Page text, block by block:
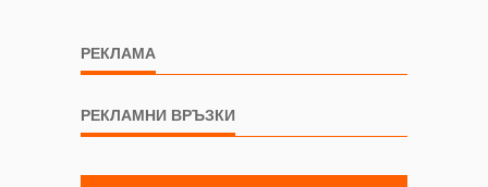
РЕКЛАМА
РЕКЛАМНИ ВРЪЗКИ